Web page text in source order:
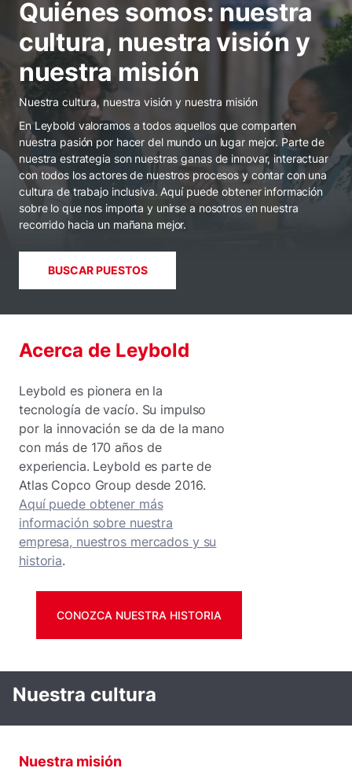
Quiénes somos: nuestra
cultura, nuestra visión y
nuestra misión
Nuestra cultura, nuestra visión y nuestra misión
En Leybold valoramos a todos aquellos que comparten
nuestra pasión por hacer del mundo un lugar mejor. Parte de
nuestra estrategia son nuestras ganas de innovar, interactuar
con todos los actores de nuestros procesos y contar con una
cultura de trabajo inclusiva. Aquí puede obtener información
sobre lo que nos importa y unirse a nosotros en nuestra
recorrido hacia un mañana mejor.
BUSCAR PUESTOS
Acerca de Leybold
Leybold es pionera en la
tecnología de vacío. Su impulso
por la innovación se da de la mano
con más de 170 años de
experiencia. Leybold es parte de
Atlas Copco Group desde 2016.
Aquí puede obtener más
información sobre nuestra
empresa, nuestros mercados y su
historia.
CONOZCA NUESTRA HISTORIA
Nuestra cultura
Nuestra misión